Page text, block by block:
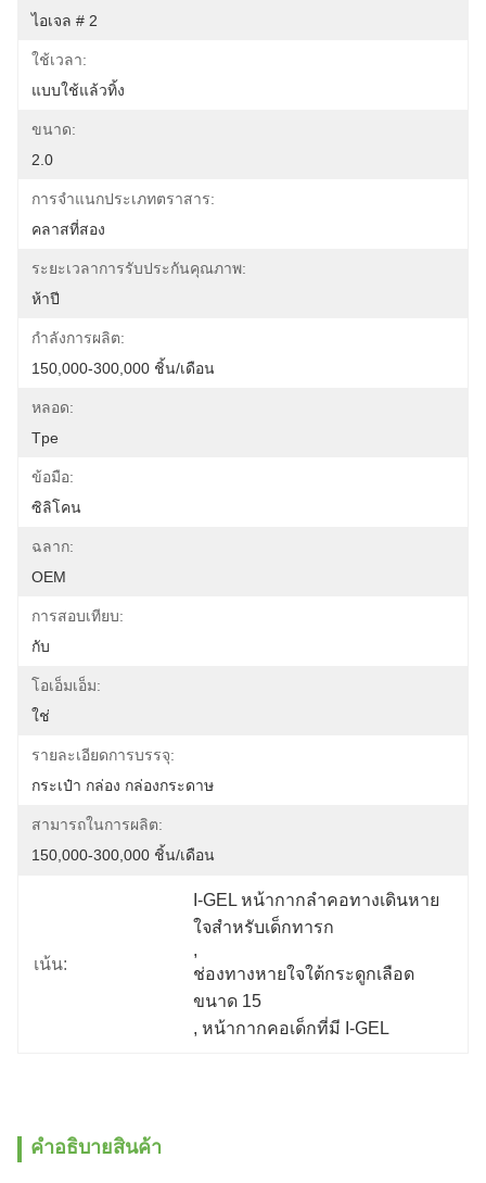
ไอเจล # 2
ใช้เวลา:
แบบใช้แล้วทิ้ง
ขนาด:
2.0
การจำแนกประเภทตราสาร:
คลาสที่สอง
ระยะเวลาการรับประกันคุณภาพ:
ห้าปี
กำลังการผลิต:
150,000-300,000 ชิ้น/เดือน
หลอด:
Tpe
ข้อมือ:
ซิลิโคน
ฉลาก:
OEM
การสอบเทียบ:
กับ
โอเอ็มเอ็ม:
ใช่
รายละเอียดการบรรจุ:
กระเป๋า กล่อง กล่องกระดาษ
สามารถในการผลิต:
150,000-300,000 ชิ้น/เดือน
เน้น:
I-GEL หน้ากากลําคอทางเดินหาย
ใจสําหรับเด็กทารก
,
ช่องทางหายใจใต้กระดูกเลือด
ขนาด 15
, หน้ากากคอเด็กที่มี I-GEL
คําอธิบายสินค้า